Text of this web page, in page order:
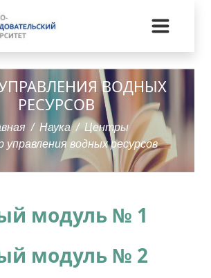
ВОДНЫХ
РЕСУРСОВ
Наука
Центры
водных ресурсов
модуль № 1
модуль № 2